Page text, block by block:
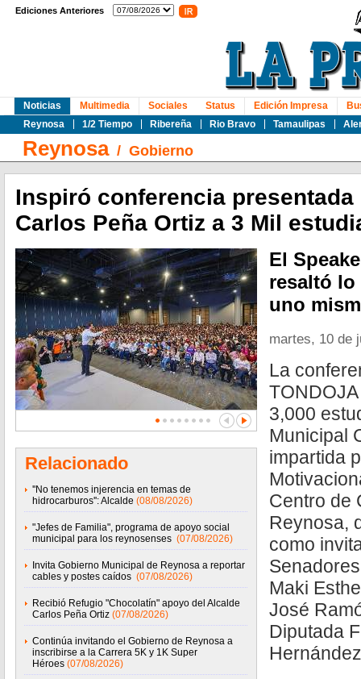
Ediciones Anteriores
Noticias
Reynosa
1/2 Tiempo Ribereña Rio Bravo Tamaulipas
Multimedia Sociales Status Edición Impresa
Reynosa/ Gobierno
Inspiró conferencia
Carlos Peña Ortiz a 3 Mil
Relacionado
''No tenemos injerencia en temas de
hidrocarburos'': Alcalde (08/08/2026)
"Jefes de Familia", programa de apoyo social
municipal para los reynosenses (07/08/2026)
Invita Gobierno Municipal de Reynosa a reportar
cables y postes caídos (07/08/2026)
Recibió Refugio "Chocolatín" apoyo del Alcalde
Carlos Peña Ortiz (07/08/2026)
Continúa invitando el Gobierno de Reynosa a
inscribirse a la Carrera 5K y 1K Super
Héroes (07/08/2026)
El
resaltó lo
uno
martes, 10 de
La
3,000
Municipal
impartida
Centro de
Reynosa,
como
Maki
José
Diputada